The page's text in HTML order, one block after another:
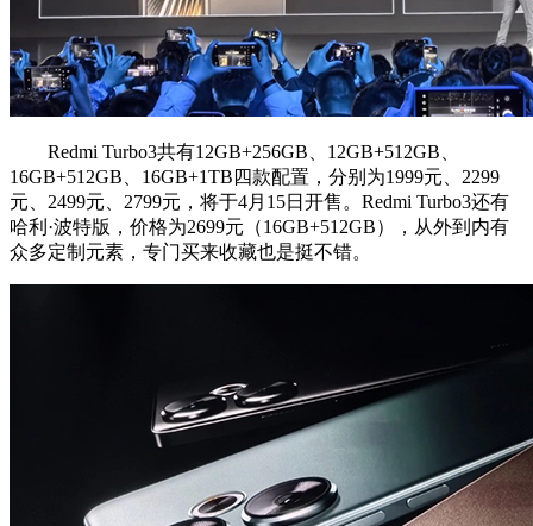
Redmi Turbo3共有12GB+256GB、12GB+512GB、
16GB+512GB、16GB+1TB四款配置，分别为1999元、2299
元、2499元、2799元，将于4月15日开售。Redmi Turbo3还有
哈利·波特版，价格为2699元（16GB+512GB），从外到内有
众多定制元素，专门买来收藏也是挺不错。